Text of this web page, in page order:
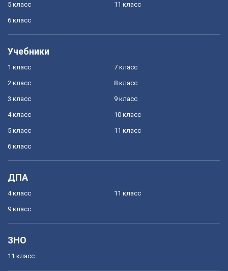
5 класс
6 класс
11 класс
Учебники
1 класс
2 класс
3 класс
4 класс
5 класс
6 класс
7 класс
8 класс
9 класс
10 класс
11 класс
ДПА
4 класс
9 класс
11 класс
ЗНО
11 класс